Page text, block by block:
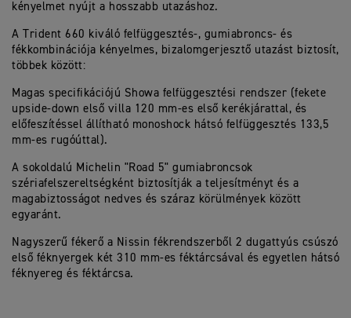
kényelmet nyújt a hosszabb utazáshoz.
A Trident 660 kiváló felfüggesztés-, gumiabroncs- és
fékkombinációja kényelmes, bizalomgerjesztő utazást biztosít,
többek között:
Magas specifikációjú Showa felfüggesztési rendszer (fekete
upside-down első villa 120 mm-es első kerékjárattal, és
előfeszítéssel állítható monoshock hátsó felfüggesztés 133,5
mm-es rugóúttal).
A sokoldalú Michelin "Road 5" gumiabroncsok
szériafelszereltségként biztosítják a teljesítményt és a
magabiztosságot nedves és száraz körülmények között
egyaránt.
Nagyszerű fékerő a Nissin fékrendszerből 2 dugattyús csúszó
első féknyergek két 310 mm-es féktárcsával és egyetlen hátsó
féknyereg és féktárcsa.